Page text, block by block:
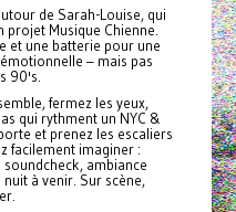
de Sarah-Louise, qui
projet Musique Chienne.
et une batterie pour une
– mais pas
90's.
fermez les yeux,
qui rythment un NYC &
et prenez les escaliers
facilement imaginer :
ambiance
à venir. Sur scène,